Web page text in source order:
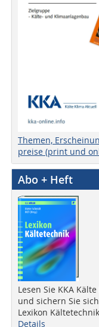
Themen,
preise (print und
Abo + Heft
Lesen Sie KKA
und sichern Sie
Lexikon
Details